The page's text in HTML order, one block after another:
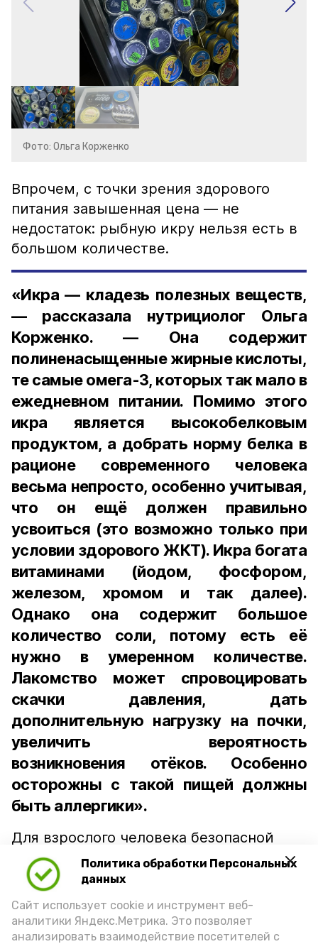
Политика обработки Персональных
данных
Сайт использует cookie и инструмент веб-
аналитики Яндекс.Метрика. Это позволяет
анализировать взаимодействие посетителей с
Фото: Ольга Корженко
Впрочем, с точки зрения здорового
питания завышенная цена — не
недостаток: рыбную икру нельзя есть в
большом количестве.
«Икра — кладезь полезных веществ,
— рассказала нутрициолог Ольга
Корженко. — Она содержит
полиненасыщенные жирные кислоты,
те самые омега-3, которых так мало в
ежедневном питании. Помимо этого
икра является высокобелковым
продуктом, а добрать норму белка в
рационе современного человека
весьма непросто, особенно учитывая,
что он ещё должен правильно
усвоиться (это возможно только при
условии здорового ЖКТ). Икра богата
витаминами (йодом, фосфором,
железом, хромом и так далее).
Однако она содержит большое
количество соли, потому есть её
нужно в умеренном количестве.
Лакомство может спровоцировать
скачки давления, дать
дополнительную нагрузку на почки,
увеличить вероятность
возникновения отёков. Особенно
осторожны с такой пищей должны
быть аллергики».
Для взрослого человека безопасной
порцией икры считается 30-50 граммов
(2-3 ложки). При этом следует обратить
внимание на хлеб, с которым она
подаётся: лучше выбирать
цельнозерновой, с мукой грубого